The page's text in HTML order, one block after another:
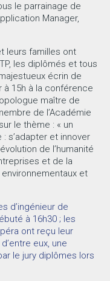
le parrainage de
Manager,
leurs familles ont
les diplômés et tous
écrin de
à 15h à la conférence
maître de
de l’Académie
le thème : « un
s’adapter et innover
de l’humanité
et de la
et
d’ingénieur de
à 16h30 ; les
ont reçu leur
eux, une
le jury diplômes lors